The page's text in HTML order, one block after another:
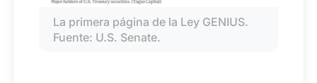
La primera página de la Ley GENIUS.
Fuente: U.S. Senate.